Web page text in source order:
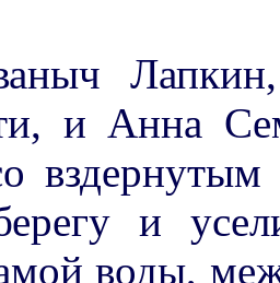
и Анна
и
воды,